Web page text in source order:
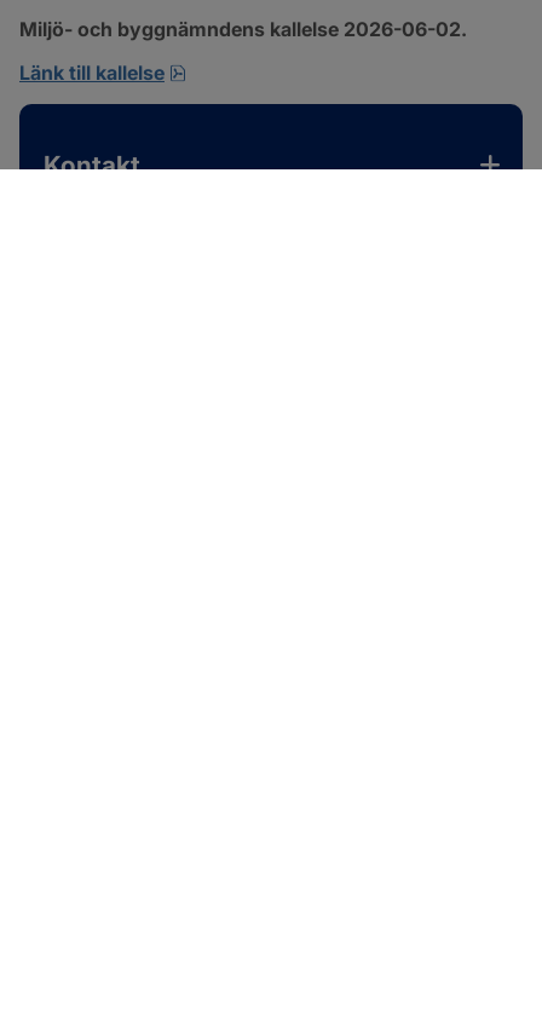
Miljö- och byggnämndens kallelse 2026-06-02.
Länk till kallelse
Kontakt